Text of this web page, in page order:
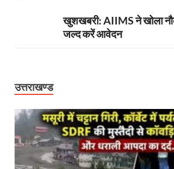
खुशखबरी: AIIMS ने खोला
जल्द करें आवेदन
उत्तराखण्ड